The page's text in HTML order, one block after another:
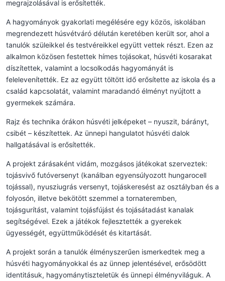
megrajzolásával is erősítették.
A hagyományok gyakorlati megélésére egy közös, iskolában
megrendezett húsvétváró délután keretében került sor, ahol a
tanulók szüleikkel és testvéreikkel együtt vettek részt. Ezen az
alkalmon közösen festettek hímes tojásokat, húsvéti kosarakat
díszítettek, valamint a locsolkodás hagyományát is
felelevenítették. Ez az együtt töltött idő erősítette az iskola és a
család kapcsolatát, valamint maradandó élményt nyújtott a
gyermekek számára.
Rajz és technika órákon húsvéti jelképeket – nyuszit, bárányt,
csibét – készítettek. Az ünnepi hangulatot húsvéti dalok
hallgatásával is erősítették.
A projekt zárásaként vidám, mozgásos játékokat szerveztek:
tojásvivő futóversenyt (kanálban egyensúlyozott hungarocell
tojással), nyusziugrás versenyt, tojáskeresést az osztályban és a
folyosón, illetve bekötött szemmel a tornateremben,
tojásgurítást, valamint tojásfújást és tojásátadást kanalak
segítségével. Ezek a játékok fejlesztették a gyerekek
ügyességét, együttműködését és kitartását.
A projekt során a tanulók élményszerűen ismerkedtek meg a
húsvéti hagyományokkal és az ünnep jelentésével, erősödött
identitásuk, hagyománytiszteletük és ünnepi élményviláguk. A